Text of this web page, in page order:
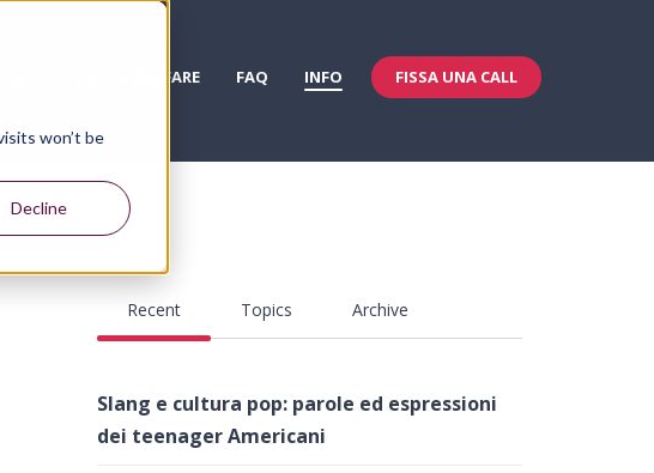
won’t be
Decline
STAFF & WELFARE FAQ INFO FISSA UNA CALL
Recent Topics Archive
Slang e cultura pop: parole ed espressioni
dei teenager Americani